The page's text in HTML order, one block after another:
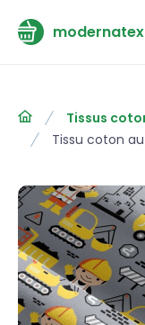
Tissus
Tissu coton